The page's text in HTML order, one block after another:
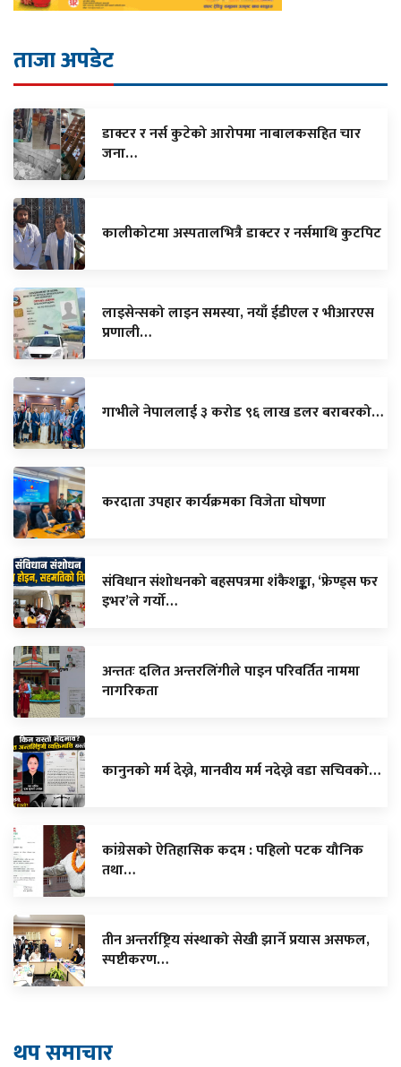
ताजा अपडेट
डाक्टर र नर्स कुटेको आरोपमा नाबालकसहित चार
जना…
कालीकोटमा अस्पतालभित्रै डाक्टर र नर्समाथि कुटपिट
लाइसेन्सको लाइन समस्या, नयाँ ईडीएल र भीआरएस
प्रणाली…
गाभीले नेपाललाई ३ करोड ९६ लाख डलर बराबरको…
करदाता उपहार कार्यक्रमका विजेता घाेषणा
संविधान संशोधनको बहसपत्रमा शंकैशङ्का, ‘फ्रेण्ड्स फर
इभर’ले गर्यो…
अन्ततः दलित अन्तरलिंगीले पाइन परिवर्तित नाममा
नागरिकता
कानुनको मर्म देख्ने, मानवीय मर्म नदेख्ने वडा सचिवको…
कांग्रेसको ऐतिहासिक कदम : पहिलो पटक यौनिक
तथा…
तीन अन्तर्राष्ट्रिय संस्थाको सेखी झार्ने प्रयास असफल,
स्पष्टीकरण…
थप समाचार